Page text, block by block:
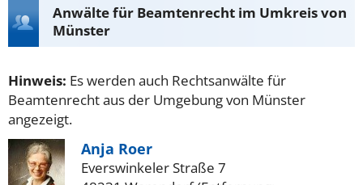
Anwälte für Beamtenrecht im Umkreis von
Münster
Hinweis: Es werden auch Rechtsanwälte für
Beamtenrecht aus der Umgebung von Münster
angezeigt.
Anja Roer
Everswinkeler Straße 7